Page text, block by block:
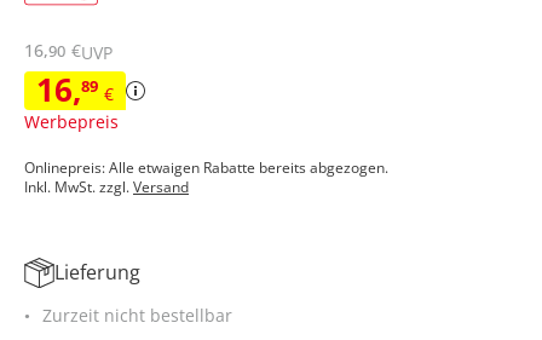
16,89 €
Werbepreis
16,90 €UVP
Onlinepreis: Alle etwaigen Rabatte bereits abgezogen.
Inkl. MwSt. zzgl.Versand
Lieferung
Zurzeit nicht bestellbar